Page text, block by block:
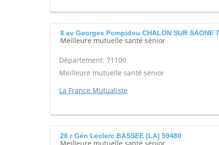
8 av Georges Pompidou CHALON SUR SAONE
Meilleure mutuelle santé sénior
Département: 71100
Meilleure mutuelle santé sénior
La France Mutualiste
26 r Gén Leclerc BASSEE (LA) 59480